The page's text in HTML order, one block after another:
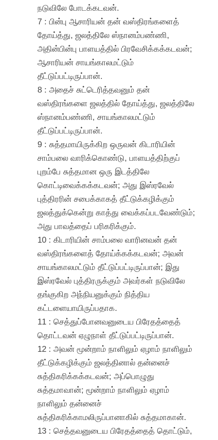
நடுவிலே போடக்கடவன்.
7 : பின்பு ஆசாரியன் தன் வஸ்திரங்களைத்
தோய்த்து, ஜலத்திலே ஸ்நானம்பண்ணி,
அதின்பின்பு பாளயத்தில் பிரவேசிக்கக்கடவன்;
ஆசாரியன் சாயங்காலமட்டும்
தீட்டுப்பட்டிருப்பான்.
8 : அதைச் சுட்டெரித்தவனும் தன்
வஸ்திரங்களை ஜலத்தில் தோய்த்து, ஜலத்திலே
ஸ்நானம்பண்ணி, சாயங்காலமட்டும்
தீட்டுப்பட்டிருப்பான்.
9 : சுத்தமாயிருக்கிற ஒருவன் கிடாரியின்
சாம்பலை வாரிக்கொண்டு, பாளயத்திற்குப்
புறம்பே சுத்தமான ஒரு இடத்திலே
கொட்டிவைக்கக்கடவன்; அது இஸ்ரவேல்
புத்திரரின் சபைக்காகத் தீட்டுக்கழிக்கும்
ஜலத்துக்கென்று காத்து வைக்கப்படவேண்டும்;
அது பாவத்தைப் பரிகரிக்கும்.
10 : கிடாரியின் சாம்பலை வாரினவன் தன்
வஸ்திரங்களைத் தோய்க்கக்கடவன்; அவன்
சாயங்காலமட்டும் தீட்டுப்பட்டிருப்பான்; இது
இஸ்ரவேல் புத்திரருக்கும் அவர்கள் நடுவிலே
தங்குகிற அந்நியனுக்கும் நித்திய
கட்டளையாயிருப்பதாக.
11 : செத்துப்போனவனுடைய பிரேதத்தைத்
தொட்டவன் ஏழுநாள் தீட்டுப்பட்டிருப்பான்.
12 : அவன் மூன்றாம் நாளிலும் ஏழாம் நாளிலும்
தீட்டுக்கழிக்கும் ஜலத்தினால் தன்னைச்
சுத்திகரிக்கக்கடவன்; அப்பொழுது
சுத்தமாவான்; மூன்றாம் நாளிலும் ஏழாம்
நாளிலும் தன்னைச்
சுத்திகரிக்காமலிருப்பானாகில் சுத்தமாகான்.
13 : செத்தவனுடைய பிரேதத்தைத் தொட்டும்,